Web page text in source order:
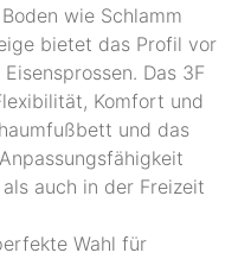
wie Schlamm
bietet das Profil vor
Das 3F
Komfort und
und das
auch in der Freizeit
Wahl für